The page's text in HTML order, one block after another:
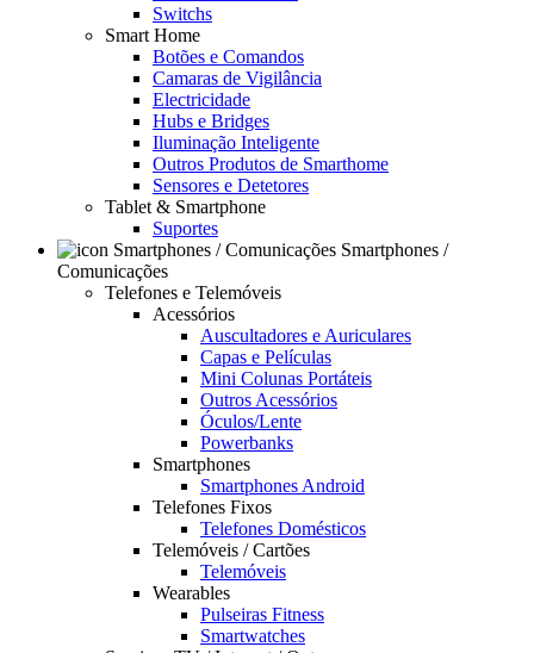
Switchs
Smart Home
Botões e Comandos
Camaras de Vigilância
Electricidade
Hubs e Bridges
Iluminação Inteligente
Outros Produtos de Smarthome
Sensores e Detetores
Tablet & Smartphone
Suportes
Smartphones /
Comunicações
Telefones e Telemóveis
Acessórios
Auscultadores e Auriculares
Capas e Películas
Mini Colunas Portáteis
Outros Acessórios
Óculos/Lente
Powerbanks
Smartphones
Smartphones Android
Telefones Fixos
Telefones Domésticos
Telemóveis / Cartões
Telemóveis
Wearables
Pulseiras Fitness
Smartwatches